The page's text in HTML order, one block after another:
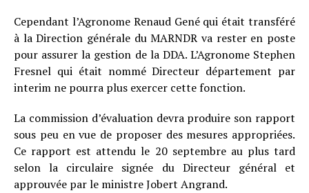
Cependant l’Agronome Renaud Gené qui était transféré
à la Direction générale du MARNDR va rester en poste
pour assurer la gestion de la DDA. L’Agronome Stephen
Fresnel qui était nommé Directeur département par
interim ne pourra plus exercer cette fonction.
La commission d’évaluation devra produire son rapport
sous peu en vue de proposer des mesures appropriées.
Ce rapport est attendu le 20 septembre au plus tard
selon la circulaire signée du Directeur général et
approuvée par le ministre Jobert Angrand.